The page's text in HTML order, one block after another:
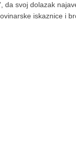
da svoj dolazak
iskaznice i